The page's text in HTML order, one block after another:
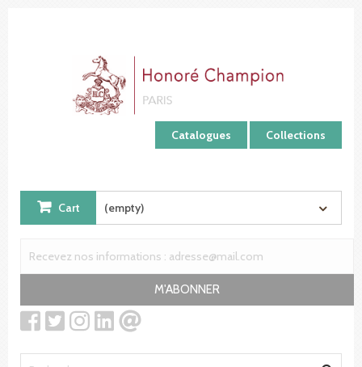
Catalogues Collections
Cart (empty)
M'ABONNER